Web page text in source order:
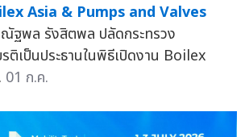
Asia & Pumps and Valves
ฐพล รังสิตพล ปลัดกระทรวง
ติเป็นประธานในพิธีเปิดงาน Boilex
01 ก.ค.